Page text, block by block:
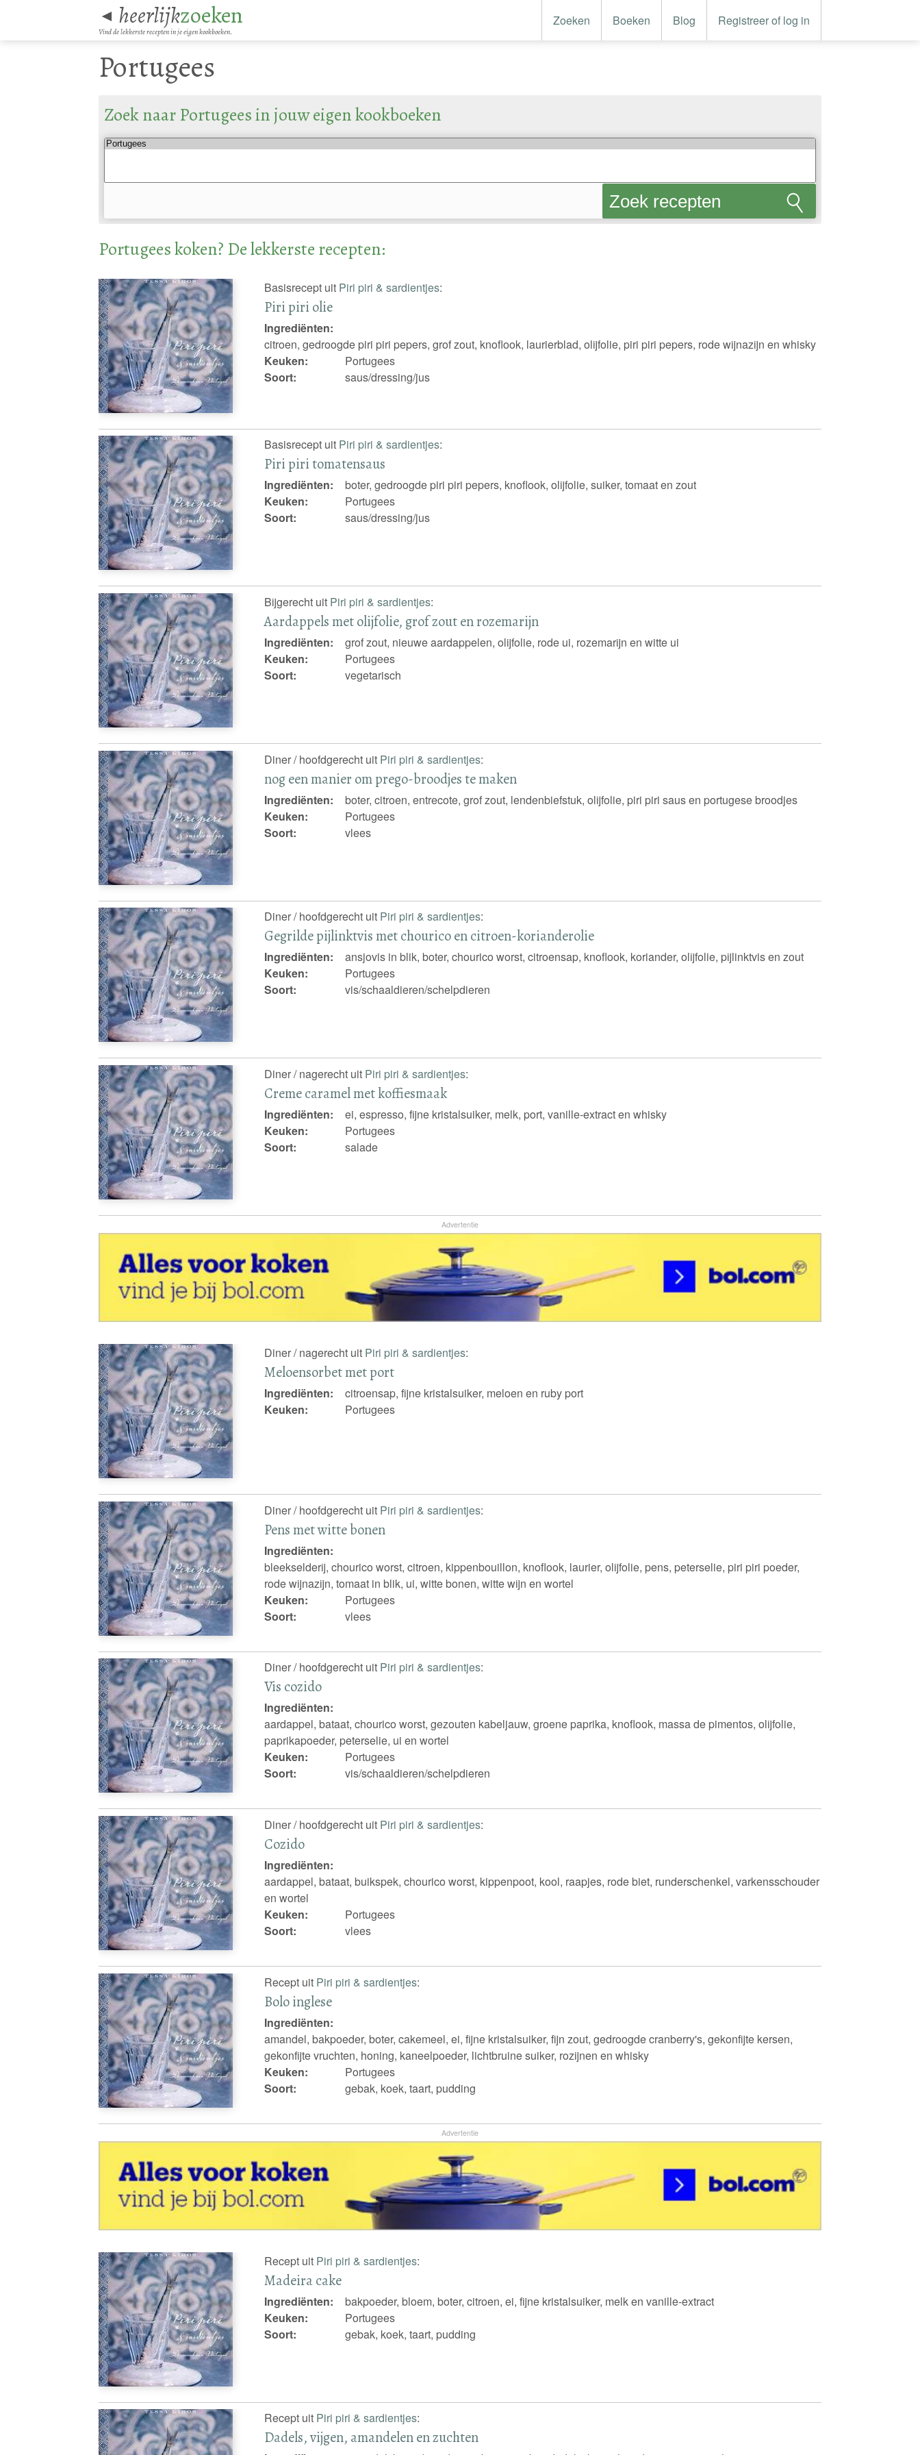
◄ heerlijkzoeken
Vind de lekkerste recepten in je eigen kookboeken.
Zoeken Boeken Blog Registreer of log in
Portugees
Zoek naar Portugees in jouw eigen kookboeken
Zoek recepten
Portugees koken? De lekkerste recepten:
Basisrecept uit Piri piri & sardientjes:
Piri piri olie
Ingrediënten:
citroen, gedroogde piri piri pepers, grof zout, knoflook, laurierblad, olijfolie, piri piri pepers, rode wijnazijn en whisky
Keuken:
Portugees
Soort:
saus/dressing/jus
Basisrecept uit Piri piri & sardientjes:
Piri piri tomatensaus
Ingrediënten:
boter, gedroogde piri piri pepers, knoflook, olijfolie, suiker, tomaat en zout
Keuken:
Portugees
Soort:
saus/dressing/jus
Bijgerecht uit Piri piri & sardientjes:
Aardappels met olijfolie, grof zout en rozemarijn
Ingrediënten:
grof zout, nieuwe aardappelen, olijfolie, rode ui, rozemarijn en witte ui
Keuken:
Portugees
Soort:
vegetarisch
Diner / hoofdgerecht uit Piri piri & sardientjes:
nog een manier om prego-broodjes te maken
Ingrediënten:
boter, citroen, entrecote, grof zout, lendenbiefstuk, olijfolie, piri piri saus en portugese broodjes
Keuken:
Portugees
Soort:
vlees
Diner / hoofdgerecht uit Piri piri & sardientjes:
Gegrilde pijlinktvis met chourico en citroen-korianderolie
Ingrediënten:
ansjovis in blik, boter, chourico worst, citroensap, knoflook, koriander, olijfolie, pijlinktvis en zout
Keuken:
Portugees
Soort:
vis/schaaldieren/schelpdieren
Diner / nagerecht uit Piri piri & sardientjes:
Creme caramel met koffiesmaak
Ingrediënten:
ei, espresso, fijne kristalsuiker, melk, port, vanille-extract en whisky
Keuken:
Portugees
Soort:
salade
Advertentie
Diner / nagerecht uit Piri piri & sardientjes:
Meloensorbet met port
Ingrediënten:
citroensap, fijne kristalsuiker, meloen en ruby port
Keuken:
Portugees
Diner / hoofdgerecht uit Piri piri & sardientjes:
Pens met witte bonen
Ingrediënten:
bleekselderij, chourico worst, citroen, kippenbouillon, knoflook, laurier, olijfolie, pens, peterselie, piri piri poeder,
rode wijnazijn, tomaat in blik, ui, witte bonen, witte wijn en wortel
Keuken:
Portugees
Soort:
vlees
Diner / hoofdgerecht uit Piri piri & sardientjes:
Vis cozido
Ingrediënten:
aardappel, bataat, chourico worst, gezouten kabeljauw, groene paprika, knoflook, massa de pimentos, olijfolie,
paprikapoeder, peterselie, ui en wortel
Keuken:
Portugees
Soort:
vis/schaaldieren/schelpdieren
Diner / hoofdgerecht uit Piri piri & sardientjes:
Cozido
Ingrediënten:
aardappel, bataat, buikspek, chourico worst, kippenpoot, kool, raapjes, rode biet, runderschenkel, varkensschouder
en wortel
Keuken:
Portugees
Soort:
vlees
Recept uit Piri piri & sardientjes:
Bolo inglese
Ingrediënten:
amandel, bakpoeder, boter, cakemeel, ei, fijne kristalsuiker, fijn zout, gedroogde cranberry's, gekonfijte kersen,
gekonfijte vruchten, honing, kaneelpoeder, lichtbruine suiker, rozijnen en whisky
Keuken:
Portugees
Soort:
gebak, koek, taart, pudding
Advertentie
Recept uit Piri piri & sardientjes:
Madeira cake
Ingrediënten:
bakpoeder, bloem, boter, citroen, ei, fijne kristalsuiker, melk en vanille-extract
Keuken:
Portugees
Soort:
gebak, koek, taart, pudding
Recept uit Piri piri & sardientjes:
Dadels, vijgen, amandelen en zuchten